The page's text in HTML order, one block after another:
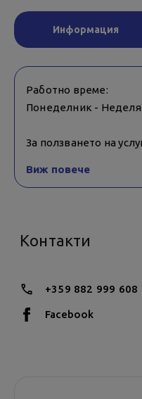
Информация
Работно време:
За ползването на
Виж повече
Контакти
+359 882 999 608
Facebook